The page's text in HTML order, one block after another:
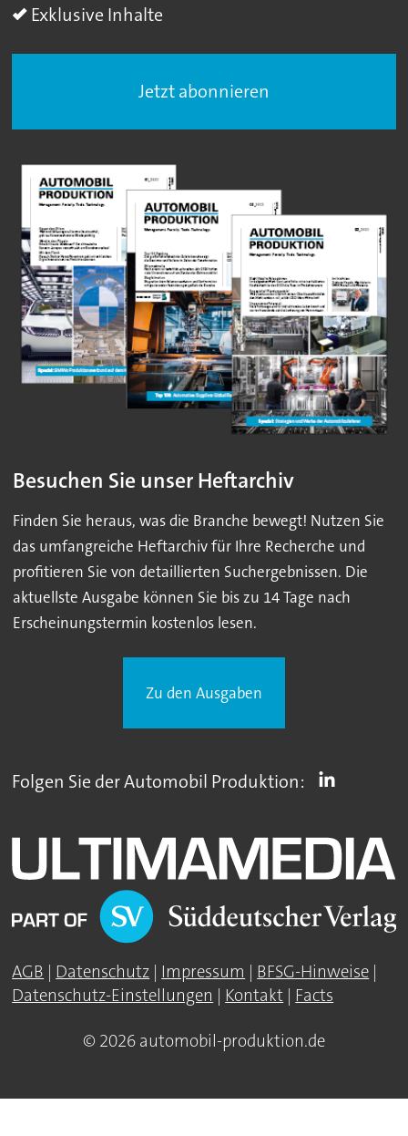
Exklusive Inhalte
Jetzt abonnieren
Besuchen Sie unser Heftarchiv
Finden Sie heraus, was die Branche bewegt! Nutzen Sie
das umfangreiche Heftarchiv für Ihre Recherche und
profitieren Sie von detaillierten Suchergebnissen. Die
aktuellste Ausgabe können Sie bis zu 14 Tage nach
Erscheinungstermin kostenlos lesen.
Zu den Ausgaben
Folgen Sie der Automobil Produktion:
AGB | Datenschutz | Impressum | BFSG-Hinweise |
Datenschutz-Einstellungen | Kontakt | Facts
© 2026 automobil-produktion.de